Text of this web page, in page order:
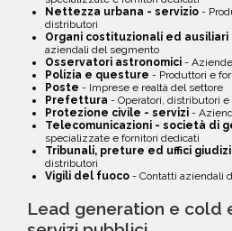
Nettezza urbana - servizio -
distributori
Organi costituzionali ed
aziendali del segmento
Osservatori astronomici -
Polizia e questure - Produttori e
Poste - Imprese e realtà del settore
Prefettura - Operatori, distributori e
Protezione civile - servizi -
Telecomunicazioni - società di
specializzate e fornitori dedicati
Tribunali, preture ed uffici
distributori
Vigili del fuoco - Contatti aziendali
Lead generation e cold